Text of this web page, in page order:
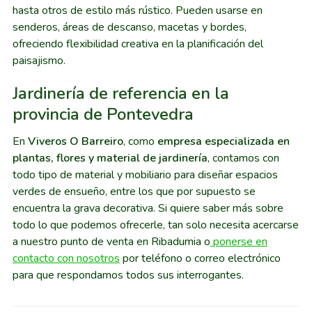
hasta otros de estilo más rústico. Pueden usarse en
senderos, áreas de descanso, macetas y bordes,
ofreciendo flexibilidad creativa en la planificación del
paisajismo.
Jardinería de referencia en la
provincia de Pontevedra
En Viveros O Barreiro, como empresa especializada en
plantas, flores y material de jardinería, contamos con
todo tipo de material y mobiliario para diseñar espacios
verdes de ensueño, entre los que por supuesto se
encuentra la grava decorativa. Si quiere saber más sobre
todo lo que podemos ofrecerle, tan solo necesita acercarse
a nuestro punto de venta en Ribadumia o ponerse en
contacto con nosotros por teléfono o correo electrónico
para que respondamos todos sus interrogantes.